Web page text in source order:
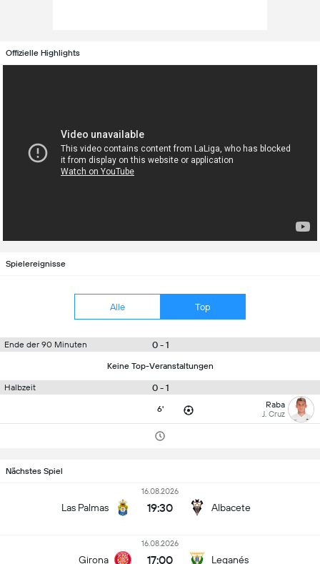
Offizielle Highlights
Spielereignisse
Alle Top
Ende der 90 Minuten 0 - 1
Keine Top-Veranstaltungen
Halbzeit 0 - 1
6' Raba
J. Cruz
Nächstes Spiel
Las Palmas
16.08.2026
19:30 Albacete
Girona
16.08.2026
17:00 Leganés